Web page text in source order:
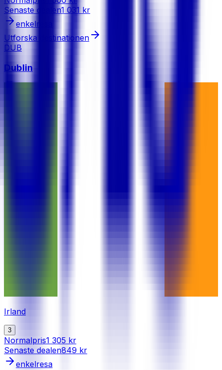
Senaste dealen1 031 kr
enkelresa
Utforska destinationen
DUB
Dublin
Irland
3
Normalpris1 305 kr
Senaste dealen849 kr
enkelresa